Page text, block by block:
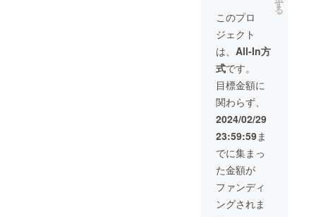
に貼付
された
ラベル
や注意
書きを
ご確認
くださ
い。」
す。 ・
くま笹
茶と
は、
（弊社
ではく
ま笹の
茶葉の
みを使
用） く
ま笹を
煎じて
入れた
お茶の
ことで
す。 ・
くま笹
にはミ
チャイ
に仕上
げまし
た。
【くま
笹茶 焙
煎】 ・
北海道
大雪山
の麓で
地元の
方々が
山に分
け入り
収穫し
た くま
笹の中
から更
るお名
前をご
記入く
ださ
い。 ・
感謝の
手紙 私
たちの
工場
は、大
雪山の
麓、上
川町に
ありま
す。 そ
んな大
自然に
囲まれ
オリジ
ナルラ
ベルを
貼った
商品を
お届け
しま
す。 ・
お好み
の配合
(※1)で
50袋制
作 +
表ラベ
ルにお
名前等
をお入
れ致し
す
る
このプロ
ジェクト
は、 All-In方
式です。
目標金額に
関わらず、
2024/02/29
23:59:59ま
でに集まっ
た金額が
ファンディ
ングされま